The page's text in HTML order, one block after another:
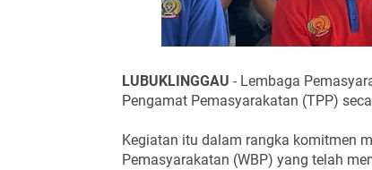
LUBUKLINGGAU - Lembaga
Pengamat Pemasyarakatan (TPP)
Kegiatan itu dalam rangka komitmen
Pemasyarakatan (WBP) yang telah